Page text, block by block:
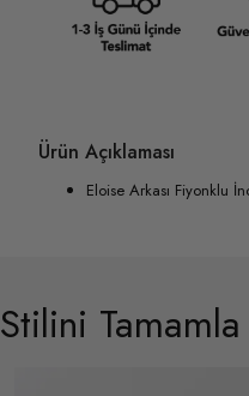
Ürün Açıklaması
Eloise Arkası Fiyonklu
Stilini Tamamla